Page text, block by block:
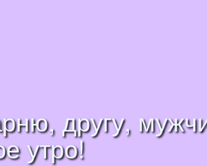
другу,
утро!